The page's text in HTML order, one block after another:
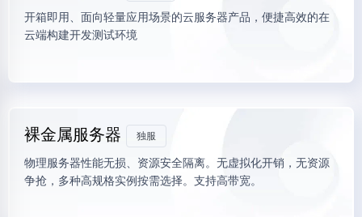
开箱即用、面向轻量应用场景的云服务器产品，便捷高效的在
云端构建开发测试环境
裸金属服务器 独服
物理服务器性能无损、资源安全隔离。无虚拟化开销，无资源
争抢，多种高规格实例按需选择。支持高带宽。